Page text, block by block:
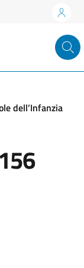
dell’Infanzia